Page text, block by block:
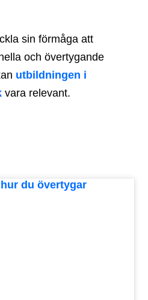
sin förmåga att
och övertygande
utbildningen i
vara relevant.
Sida